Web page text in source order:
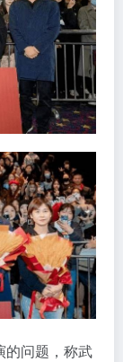
的问题，称武